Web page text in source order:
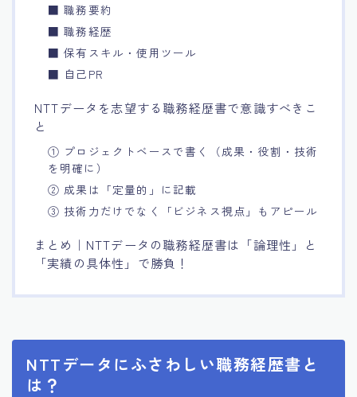
■ 職務要約
■ 職務経歴
■ 保有スキル・使用ツール
■ 自己PR
NTTデータを志望する職務経歴書で意識すべきこ
と
① プロジェクトベースで書く（成果・役割・技術
を明確に）
② 成果は「定量的」に記載
③ 技術力だけでなく「ビジネス視点」もアピール
まとめ｜NTTデータの職務経歴書は「論理性」と
「実績の具体性」で勝負！
NTTデータにふさわしい職務経歴書と
は？